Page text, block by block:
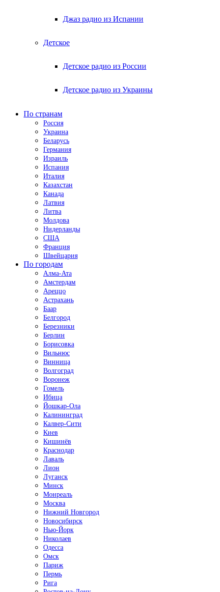
Джаз радио из Испании
Детское
Детское радио из России
Детское радио из Украины
По странам
Россия
Украина
Беларусь
Германия
Израиль
Испания
Италия
Казахстан
Канада
Латвия
Литва
Молдова
Нидерланды
США
Франция
Швейцария
По городам
Алма-Ата
Амстердам
Ареццо
Астрахань
Баар
Белгород
Березники
Берлин
Борисовка
Вильнюс
Винница
Волгоград
Воронеж
Гомель
Ибица
Йошкар-Ола
Калининград
Калвер-Сити
Киев
Кишинёв
Краснодар
Лаваль
Лион
Луганск
Минск
Монреаль
Москва
Нижний Новгород
Новосибирск
Нью-Йорк
Николаев
Одесса
Омск
Париж
Пермь
Рига